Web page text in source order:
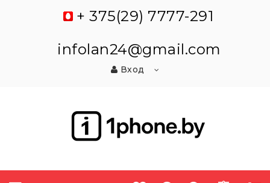
+ 375(29) 7777-291
infolan24@gmail.com
Вход